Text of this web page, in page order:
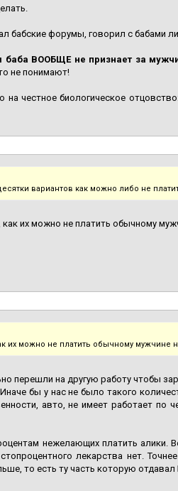
бабские форумы, говорил с бабами
баба ВООБЩЕ не признает за
не понимают!
честное биологическое
вариантов как можно либо не
как их можно не платить обычному
их можно не платить обычному мужчине
перешли на другую работу чтобы
бы у нас не было такого
авто, не имеет работает по
нежелающих платить
лекарства нет.
то есть ту часть которую